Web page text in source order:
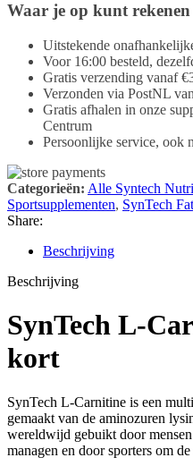
Waar je op kunt rekenen
Uitstekende
Voor 16:00 besteld,
Gratis verzending vanaf
Verzonden via PostNL
Gratis afhalen in onze
Centrum
Persoonlijke service, ook
Categorieën: Alle Syntech
Sportsupplementen, SynTech
Share:
Beschrijving
Beschrijving
SynTech L-
kort
SynTech L-Carnitine is een
gemaakt van de aminozuren
wereldwijd gebuikt door
managen en door sporters om